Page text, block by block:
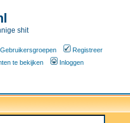
shit
Gebruikersgroepen
Registreer
te bekijken Inloggen